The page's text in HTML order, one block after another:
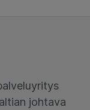
johtava